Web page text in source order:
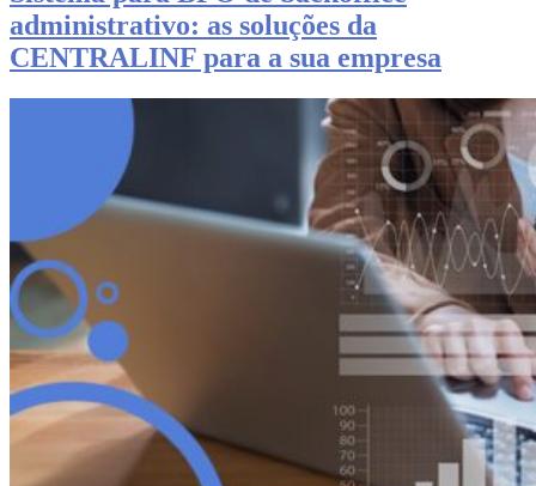
administrativo: as soluções da
CENTRALINF para a sua empresa